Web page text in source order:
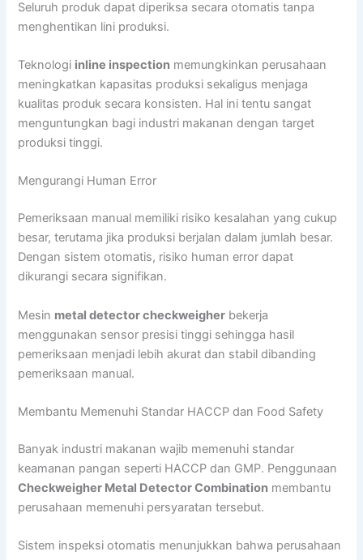
Seluruh produk dapat diperiksa secara otomatis tanpa
menghentikan lini produksi.
Teknologi inline inspection memungkinkan perusahaan
meningkatkan kapasitas produksi sekaligus menjaga
kualitas produk secara konsisten. Hal ini tentu sangat
menguntungkan bagi industri makanan dengan target
produksi tinggi.
Mengurangi Human Error
Pemeriksaan manual memiliki risiko kesalahan yang cukup
besar, terutama jika produksi berjalan dalam jumlah besar.
Dengan sistem otomatis, risiko human error dapat
dikurangi secara signifikan.
Mesin metal detector checkweigher bekerja
menggunakan sensor presisi tinggi sehingga hasil
pemeriksaan menjadi lebih akurat dan stabil dibanding
pemeriksaan manual.
Membantu Memenuhi Standar HACCP dan Food Safety
Banyak industri makanan wajib memenuhi standar
keamanan pangan seperti HACCP dan GMP. Penggunaan
Checkweigher Metal Detector Combination membantu
perusahaan memenuhi persyaratan tersebut.
Sistem inspeksi otomatis menunjukkan bahwa perusahaan